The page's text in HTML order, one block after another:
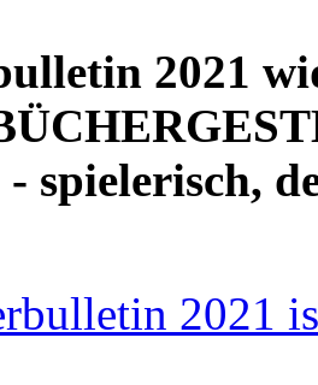
2021
spielerisch,
2021